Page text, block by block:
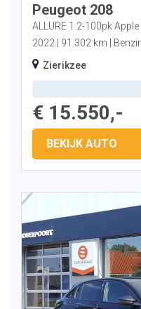
Peugeot 208
ALLURE 1.2-100pk
2022
91.302 km
Zierikzee
€ 15.550,-
BEKIJK AUTO